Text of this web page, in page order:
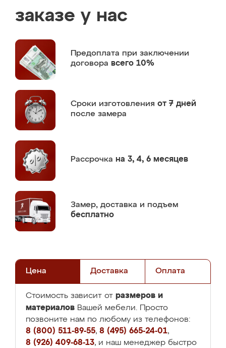
заказе у нас
Предоплата при заключении
договора всего 10%
Сроки изготовления от 7 дней
после замера
Рассрочка на 3, 4, 6 месяцев
Замер, доставка и подъем
бесплатно
Цена Доставка Оплата
Стоимость зависит от размеров и
материалов Вашей мебели. Просто
позвоните нам по любому из телефонов:
8 (800) 511-89-55, 8 (495) 665-24-01,
8 (926) 409-68-13, и наш менеджер быстро